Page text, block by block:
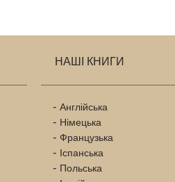
НАШІ КНИГИ
Англійська
Німецька
Французька
Іспанська
Польська